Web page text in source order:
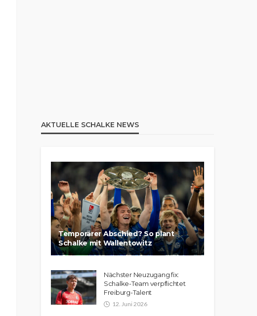
AKTUELLE SCHALKE NEWS
Temporärer Abschied? So plant
Schalke mit Wallentowitz
Nächster Neuzugang fix:
Schalke-Team verpflichtet
Freiburg-Talent
12. Juni 2026